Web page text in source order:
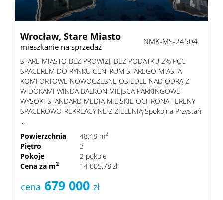
Wrocław, Stare Miasto
mieszkanie na sprzedaż
NMK-MS-24504
STARE MIASTO BEZ PROWIZJI BEZ PODATKU 2% PCC
SPACEREM DO RYNKU CENTRUM STAREGO MIASTA
KOMFORTOWE NOWOCZESNE OSIEDLE NAD ODRĄ Z
WIDOKAMI WINDA BALKON MIEJSCA PARKINGOWE
WYSOKI STANDARD MEDIA MIEJSKIE OCHRONA TERENY
SPACEROWO-REKREACYJNE Z ZIELENIĄ Spokojna Przystań
...
Powierzchnia
48,48 m2
Piętro
3
Pokoje
2 pokoje
Cena za m2 14 005,78 zł
cena 679 000 zł